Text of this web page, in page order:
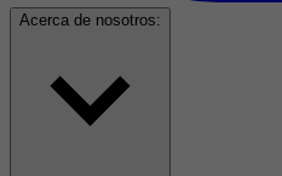
Acerca de nosotros: